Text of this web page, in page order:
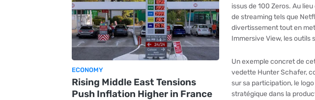
issus de 100 Zeros. Au
de streaming tels que
divertissement tout en
Immersive View, les
Un exemple concret de
vedette Hunter Schafer,
sur sa participation, le
stratégique dans la
ECONOMY
Rising Middle East Tensions
Push Inflation Higher in France